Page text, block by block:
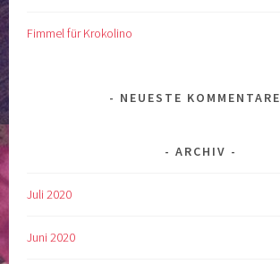
Fimmel für Krokolino
NEUESTE KOMMENTARE
ARCHIV
Juli 2020
Juni 2020